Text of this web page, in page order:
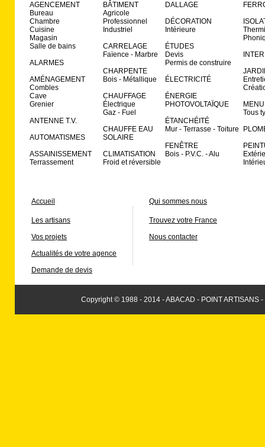
AGENCEMENT
Bureau
Chambre
Cuisine
Magasin
Salle de bains
ALARMES
AMÉNAGEMENT
Combles
Cave
Grenier
ANTENNE T.V.
AUTOMATISMES
ASSAINISSEMENT
Terrassement
BÂTIMENT
Agricole
Professionnel
Industriel
CARRELAGE
Faïence - Marbre
CHARPENTE
Bois - Métallique
CHAUFFAGE
Électrique
Gaz - Fuel
CHAUFFE EAU
SOLAIRE
CLIMATISATION
Froid et réversible
DALLAGE
DÉCORATION
Intérieure
ÉTUDES
Devis
Permis de construire
ÉLECTRICITÉ
ÉNERGIE
PHOTOVOLTAÏQUE
ÉTANCHÉITÉ
Mur - Terrasse - Toiture
FENÊTRE
Bois - P.V.C. - Alu
Tous
Accueil
Les artisans
Vos projets
Actualités de votre agence
Demande de devis
Qui sommes nous
Trouvez votre France
Nous contacter
Copyright © 1988 - 2014 - ABACAD - POINT ARTISANS